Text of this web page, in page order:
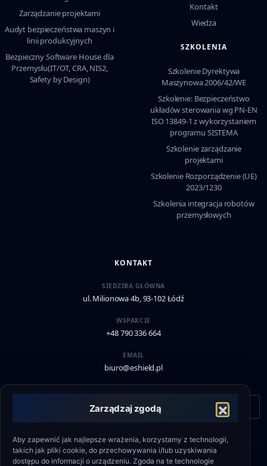
Zarządzaj zgodą
Aby zapewnić jak najlepsze wrażenia, korzystamy z technologii,
takich jak pliki cookie, do przechowywania i/lub uzyskiwania
dostępu do informacji o urządzeniu. Zgoda na te technologie
Zarządzanie projektami
Audyt bezpieczeństwa maszyn i
linii produkcyjnych
Bezpieczny Software House dla
Przemysłu(IT/OT, CRA, NIS2,
Safety by Design)
Kontakt
Wiedza
SZKOLENIA
Szkolenie Dyrektywa
Maszynowa 2006/42/WE
Szkolenie: Bezpieczeństwo
układów sterowania wg PN-EN
ISO 13849-1 z wykorzystaniem
programu SISTEMA
Szkolenie zarządzanie
projektami
Szkolenie Rozporządzenie (UE)
2023/1230
Szkolenia integracja robotów
przemysłowych
KONTAKT
SIEDZIBA GŁÓWNA
ul. Milionowa 4b, 93-102 Łódź
WSPARCIE
+48 790 336 664
EMAIL
biuro@eshield.pl
Formularz kontaktowy